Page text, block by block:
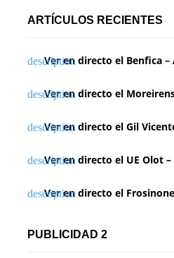
n
c
ó
e
e
ARTÍCULOS RECIENTES
Ver en directo el Benfica –
Ver en directo el
Ver en directo el Gil
Ver en directo el UE Olot
Ver en directo el
PUBLICIDAD 2